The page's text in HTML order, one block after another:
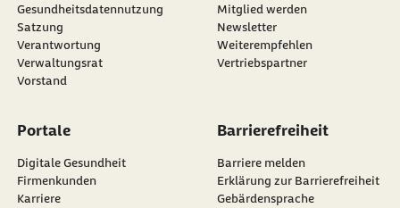
Gesundheitsdatennutzung
Satzung
Verantwortung
Verwaltungsrat
Vorstand
Mitglied werden
Newsletter
externer Link:
Weiterempfehlen
Vertriebspartner
Portale
Digitale Gesundheit
Firmenkunden
Karriere
Barrierefreiheit
Barriere melden
Erklärung zur Barrierefreiheit
Gebärdensprache